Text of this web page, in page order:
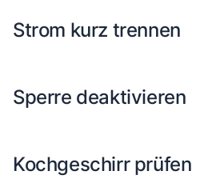
Strom kurz trennen
Sperre deaktivieren
Kochgeschirr prüfen